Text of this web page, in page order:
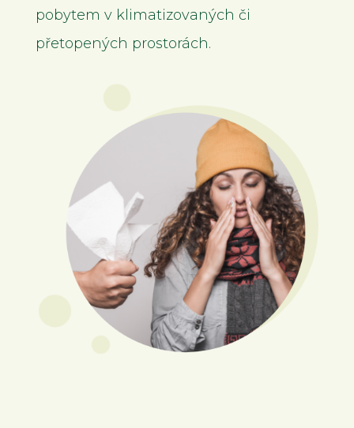
pobytem v klimatizovaných či
přetopených prostorách.